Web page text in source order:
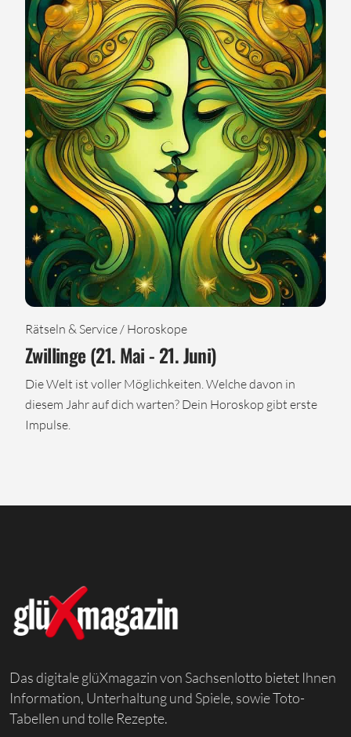
Rätseln & Service / Horoskope
Zwillinge (21. Mai - 21. Juni)
Die Welt ist voller Möglichkeiten. Welche davon in
diesem Jahr auf dich warten? Dein Horoskop gibt erste
Impulse.
Das digitale glüXmagazin von Sachsenlotto bietet Ihnen
Information, Unterhaltung und Spiele, sowie Toto-
Tabellen und tolle Rezepte.